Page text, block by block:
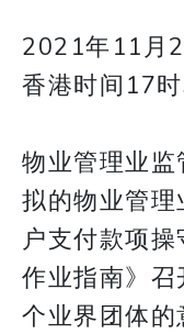
2021年11月
香港时间17
物业管理业
拟的物业管
户支付款项
作业指南》
个业界团体